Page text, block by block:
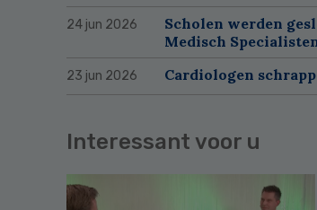
24 jun 2026
Scholen werden
Medisch
23 jun 2026 Cardiologen
Interessant voor u